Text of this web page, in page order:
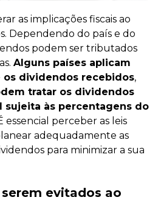
as implicações fiscais ao
Dependendo do país e do
podem ser tributados
Alguns países aplicam
os dividendos recebidos,
tratar os dividendos
sujeita às percentagens do
essencial perceber as leis
adequadamente as
para minimizar a sua
evitados ao